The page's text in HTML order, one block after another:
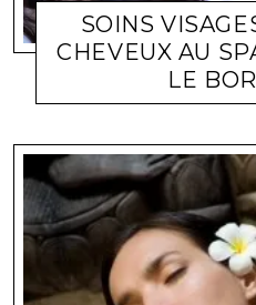
SOINS
CHEVEUX AU
LE
BEAUTÉ CORINNE